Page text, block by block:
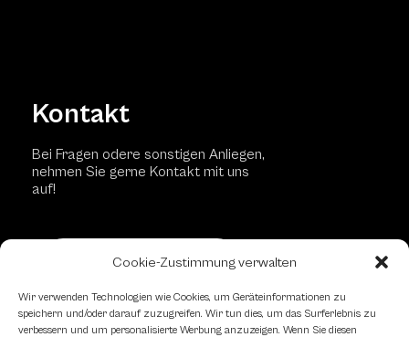
Cookie-Zustimmung verwalten
Wir verwenden Technologien wie Cookies, um Geräteinformationen zu
speichern und/oder darauf zuzugreifen. Wir tun dies, um das Surferlebnis zu
verbessern und um personalisierte Werbung anzuzeigen. Wenn Sie diesen
Kontakt
Bei Fragen odere sonstigen Anliegen,
nehmen Sie gerne Kontakt mit uns
auf!
Kontaktformular
Schachfreundliche Lokale